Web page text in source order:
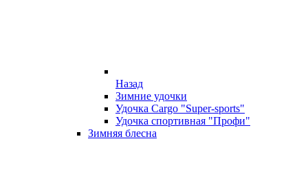
Назад
Зимние удочки
Удочка Cargo "Super-sports"
Удочка спортивная "Профи"
Зимняя блесна